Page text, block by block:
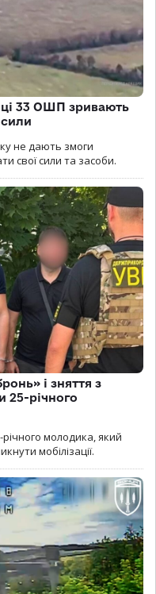
33 ОШП зривають
не дають змоги
свої сили та засоби.
і зняття з
25-річного
молодика, який
мобілізації.